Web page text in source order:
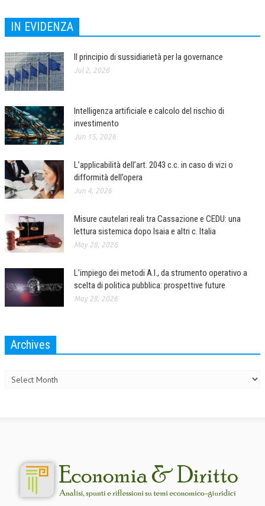
ECONOMIA
ECONOMIA DELL’ARTE
INTERNAZIONALIZZAZIONE
HUMAN RESOURCES
RISORSE UMANE
TREASURY IN FINANCIAL SERVICES
RISK MANAGEMENT
SVILUPPO SOSTENIBILE
PERSONA E CITTÀ
DIRITTO
DIRITTO PENALE D’IMPRESA
DIRITTO DEL WEB
FISCALITÀ INTERNAZIONALE
TAX RISK MANAGEMENT
IN EVIDENZA
Il principio di sussidiarietà per la governance
Jul 2, 2026
Intelligenza artificiale e calcolo del rischio di
investimento
Jun 15, 2026
L’applicabilità dell’art. 2043 c.c. in caso di vizi o
difformità dell’opera
Jun 4, 2026
Misure cautelari reali tra Cassazione e CEDU: una
lettura sistemica dopo Isaia e altri c. Italia
May 28, 2026
L’impiego dei metodi A.I., da strumento operativo a
scelta di politica pubblica: prospettive future
May 28, 2026
Archives